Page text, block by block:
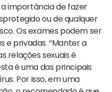
importância de fazer
ou de qualquer
Os exames podem ser
e privadas. “Manter a
relações sexuais é
é uma das principais
Por isso, em uma